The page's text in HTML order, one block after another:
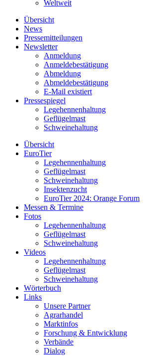
Weltweit
Übersicht
News
Pressemitteilungen
Newsletter
Anmeldung
Anmeldebestätigung
Abmeldung
Abmeldebestätigung
E-Mail existiert
Pressespiegel
Legehennenhaltung
Geflügelmast
Schweinehaltung
Übersicht
EuroTier
Legehennenhaltung
Geflügelmast
Schweinehaltung
Insektenzucht
EuroTier 2024: Orange Forum
Messen & Termine
Fotos
Legehennenhaltung
Geflügelmast
Schweinehaltung
Videos
Legehennenhaltung
Geflügelmast
Schweinehaltung
Wörterbuch
Links
Unsere Partner
Agrarhandel
Marktinfos
Forschung & Entwicklung
Verbände
Dialog